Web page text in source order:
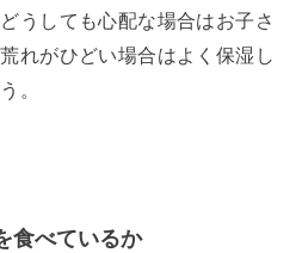
うしても心配な場合はお子さ
れがひどい場合はよく保湿し
。
食べているか